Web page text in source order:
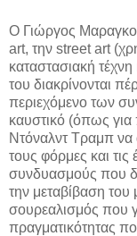
Ο Γιώργος
art, την street art
καταστασιακή τέχνη
του διακρίνονται
περιεχόμενο των
καυστικό (όπως για
Ντόναλντ Τραμπ να
τους φόρμες και τις
συνδυασμούς που
την μεταβίβαση του
σουρεαλισμός που
πραγματικότητας